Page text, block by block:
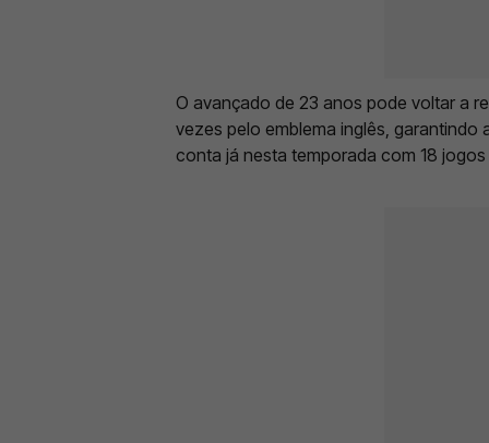
O avançado de 23 anos pode voltar a
vezes pelo emblema inglês, garantindo
conta já nesta temporada com 18